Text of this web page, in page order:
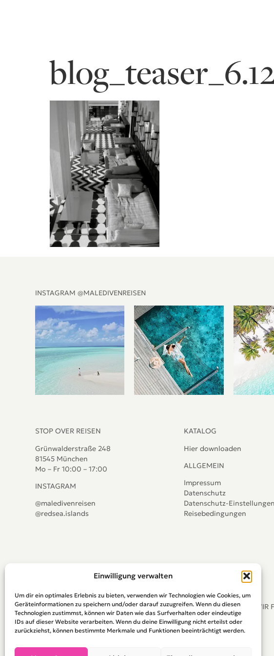
Einwilligung verwalten
Um dir ein optimales Erlebnis zu bieten, verwenden wir Technologien wie Cookies, um
Geräteinformationen zu speichern und/oder darauf zuzugreifen. Wenn du diesen
Technologien zustimmst, können wir Daten wie das Surfverhalten oder eindeutige
IDs auf dieser Website verarbeiten. Wenn du deine Einwilligung nicht erteilst oder
zurückziehst, können bestimmte Merkmale und Funktionen beeinträchtigt werden.
INSTAGRAM @MALEDIVENREISEN
STOP OVER REISEN
Grünwalderstraße 248
81545 München
Mo – Fr 10:00 – 17:00
INSTAGRAM
@maledivenreisen
@redsea.islands
KATALOG
Hier downloaden
ALLGEMEIN
Impressum
Datenschutz
Datenschutz-Einstellungen
Reisebedingungen